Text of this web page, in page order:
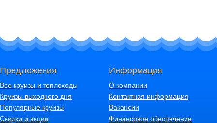
Предложения
Все круизы и теплоходы
Круизы выходного дня
Популярные круизы
Скидки и акции
Информация
О компании
Контактная информация
Вакансии
Финансовое обеспечение